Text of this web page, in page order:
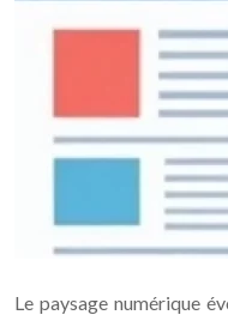
Le paysage numérique